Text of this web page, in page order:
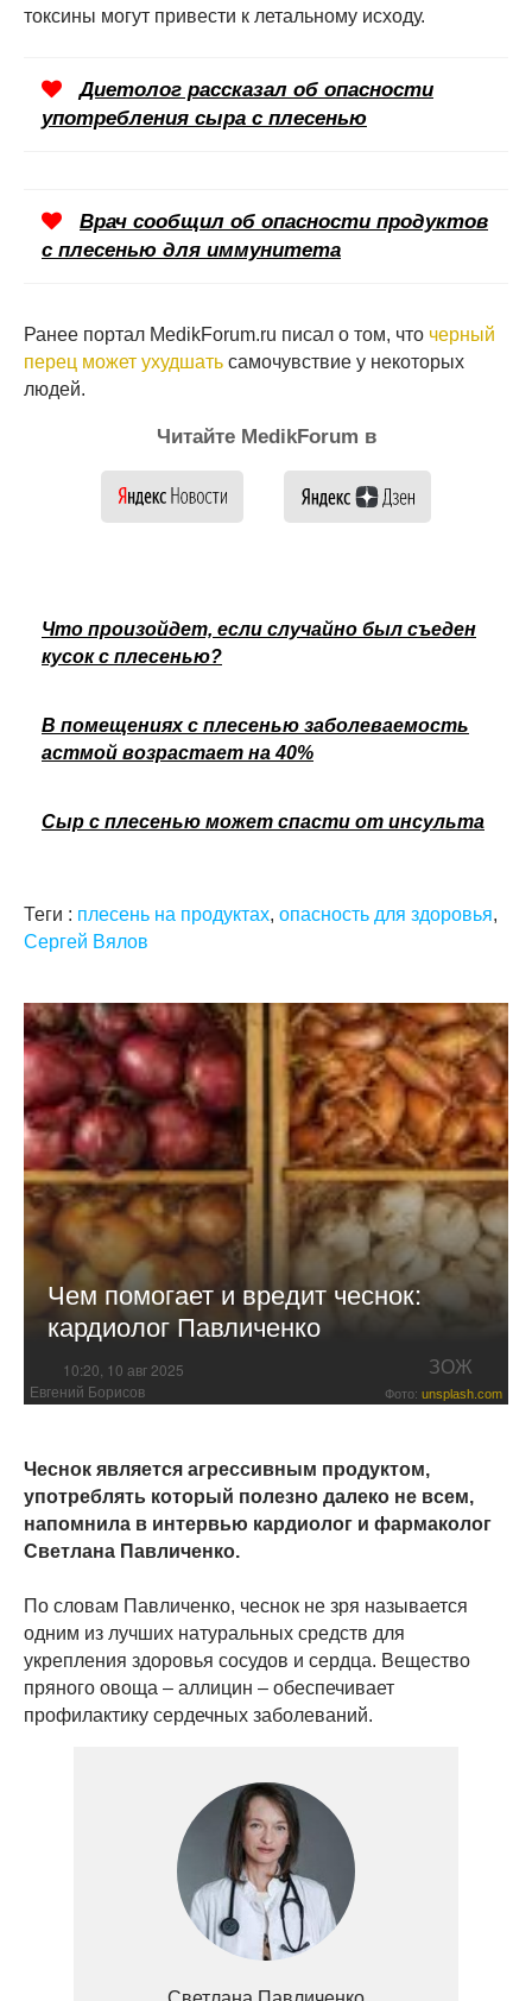
токсины могут привести к летальному исходу.
Диетолог рассказал об опасности
употребления сыра с плесенью
Врач сообщил об опасности продуктов
с плесенью для иммунитета
Ранее портал MedikForum.ru писал о том, что черный
перец может ухудшать самочувствие у некоторых
людей.
Читайте MedikForum в
Что произойдет, если случайно был съеден
кусок с плесенью?
В помещениях с плесенью заболеваемость
астмой возрастает на 40%
Сыр с плесенью может спасти от инсульта
Теги : плесень на продуктах, опасность для здоровья,
Сергей Вялов
Чем помогает и вредит чеснок:
кардиолог Павличенко
10:20, 10 авг 2025 ЗОЖ
Евгений Борисов Фото: unsplash.com
Чеснок является агрессивным продуктом,
употреблять который полезно далеко не всем,
напомнила в интервью кардиолог и фармаколог
Светлана Павличенко.
По словам Павличенко, чеснок не зря называется
одним из лучших натуральных средств для
укрепления здоровья сосудов и сердца. Вещество
пряного овоща – аллицин – обеспечивает
профилактику сердечных заболеваний.